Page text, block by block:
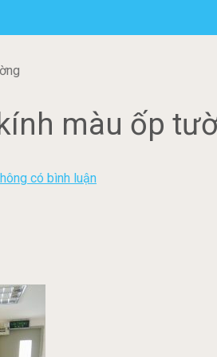
màu ốp
có bình luận